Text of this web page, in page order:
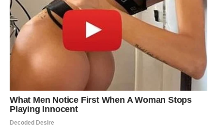
Započnite prosijavanjem suhih sastojaka, što uključuje